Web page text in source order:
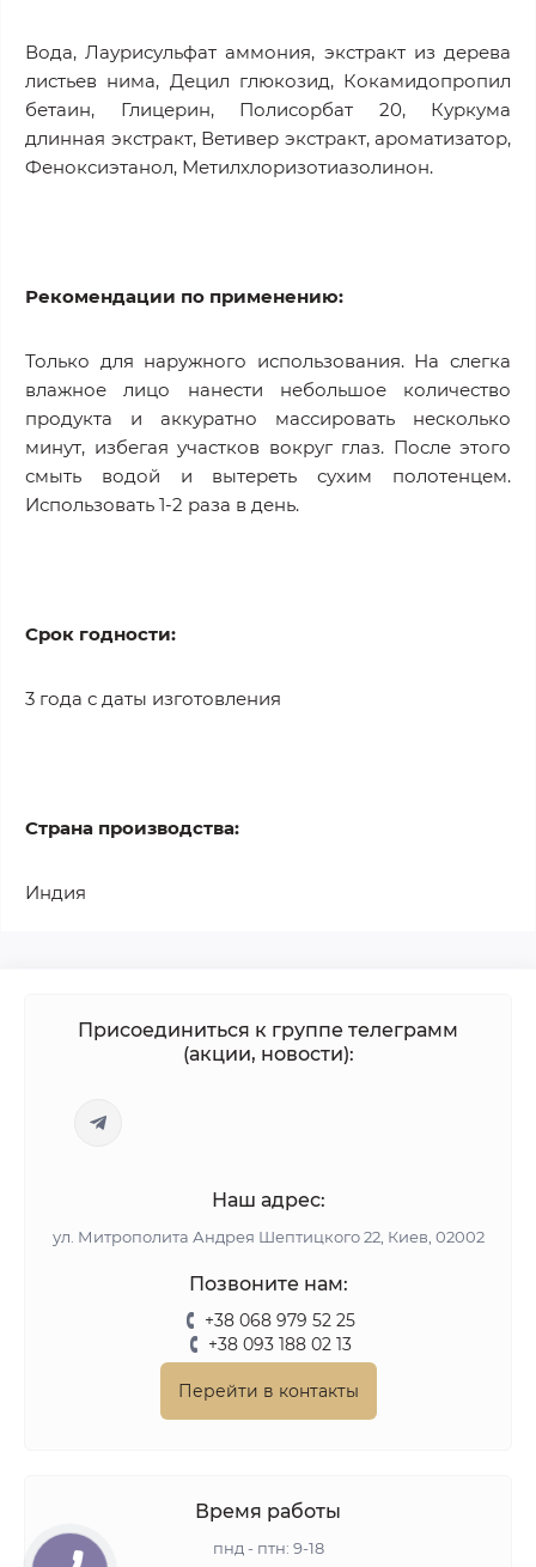
Вода, Лаурисульфат аммония, экстракт из дерева
листьев нима, Децил глюкозид, Кокамидопропил
бетаин, Глицерин, Полисорбат 20, Куркума
длинная экстракт, Ветивер экстракт, ароматизатор,
Феноксиэтанол, Метилхлоризотиазолинон.
Рекомендации по применению:
Только для наружного использования. На слегка
влажное лицо нанести небольшое количество
продукта и аккуратно массировать несколько
минут, избегая участков вокруг глаз. После этого
смыть водой и вытереть сухим полотенцем.
Использовать 1-2 раза в день.
Срок годности:
3 года с даты изготовления
Страна производства:
Индия
Присоединиться к группе телеграмм
(акции, новости):
Наш адрес:
ул. Митрополита Андрея Шептицкого 22, Киев, 02002
Позвоните нам:
+38 068 979 52 25
+38 093 188 02 13
Перейти в контакты
Время работы
пнд - птн: 9-18